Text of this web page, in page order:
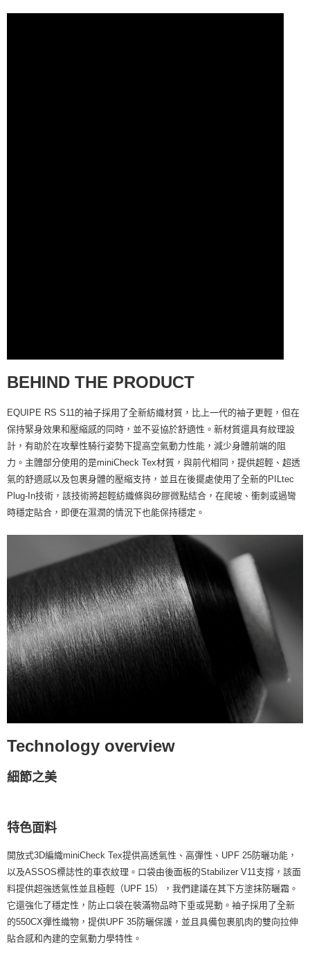
BEHIND THE PRODUCT
EQUIPE RS S11的袖子採用了全新紡織材質，比上一代的袖子更輕，但在
保持緊身效果和壓縮感的同時，並不妥協於舒適性。新材質還具有紋理設
計，有助於在攻擊性騎行姿勢下提高空氣動力性能，減少身體前端的阻
力。主體部分使用的是miniCheck Tex材質，與前代相同，提供超輕、超透
氣的舒適感以及包裹身體的壓縮支持，並且在後擺處使用了全新的PILtec
Plug-In技術，該技術將超輕紡織條與矽膠微點結合，在爬坡、衝刺或過彎
時穩定貼合，即便在濕潤的情況下也能保持穩定。
Technology overview
細節之美
特色面料
開放式3D編織miniCheck Tex提供高透氣性、高彈性、UPF 25防曬功能，
以及ASSOS標誌性的車衣紋理。口袋由後面板的Stabilizer V11支撐，該面
料提供超強透氣性並且極輕（UPF 15），我們建議在其下方塗抹防曬霜。
它還強化了穩定性，防止口袋在裝滿物品時下垂或晃動。袖子採用了全新
的550CX彈性織物，提供UPF 35防曬保護，並且具備包裹肌肉的雙向拉伸
貼合感和內建的空氣動力學特性。